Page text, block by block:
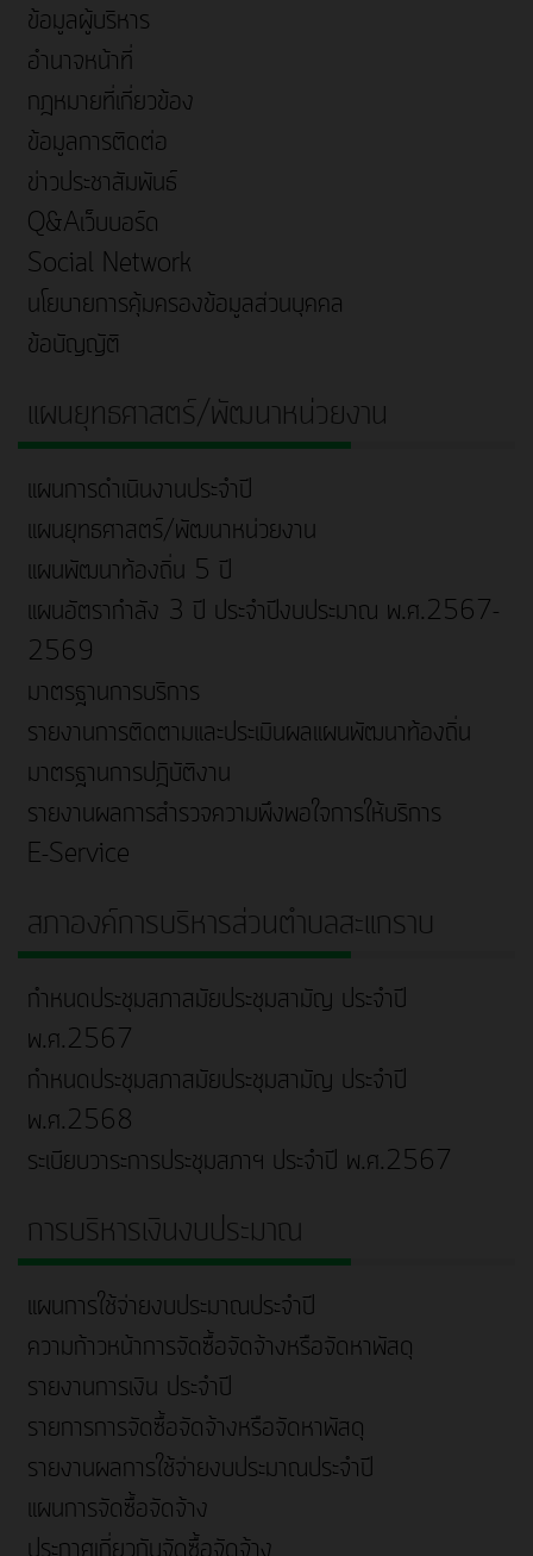
ข้อมูลผู้บริหาร
อำนาจหน้าที่
กฎหมายที่เกี่ยวข้อง
ข้อมูลการติดต่อ
ข่าวประชาสัมพันธ์
Q&Aเว็บบอร์ด
Social Network
นโยบายการคุ้มครองข้อมูลส่วนบุคคล
ข้อบัญญัติ
แผนยุทธศาสตร์/พัฒนาหน่วยงาน
แผนการดำเนินงานประจำปี
แผนยุทธศาสตร์/พัฒนาหน่วยงาน
แผนพัฒนาท้องถิ่น 5 ปี
แผนอัตรากำลัง 3 ปี ประจำปีงบประมาณ พ.ศ.2567-
2569
มาตรฐานการบริการ
รายงานการติดตามและประเมินผลแผนพัฒนาท้องถิ่น
มาตรฐานการปฎิบัติงาน
รายงานผลการสำรวจความพึงพอใจการให้บริการ
E-Service
สภาองค์การบริหารส่วนตำบลสะแกราบ
กำหนดประชุมสภาสมัยประชุมสามัญ ประจำปี
พ.ศ.2567
กำหนดประชุมสภาสมัยประชุมสามัญ ประจำปี
พ.ศ.2568
ระเบียบวาระการประชุมสภาฯ ประจำปี พ.ศ.2567
การบริหารเงินงบประมาณ
แผนการใช้จ่ายงบประมาณประจำปี
ความก้าวหน้าการจัดซื้อจัดจ้างหรือจัดหาพัสดุ
รายงานการเงิน ประจำปี
รายการการจัดซื้อจัดจ้างหรือจัดหาพัสดุ
รายงานผลการใช้จ่ายงบประมาณประจำปี
แผนการจัดซื้อจัดจ้าง